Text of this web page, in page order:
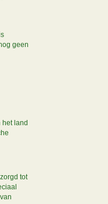
geen
land
tot